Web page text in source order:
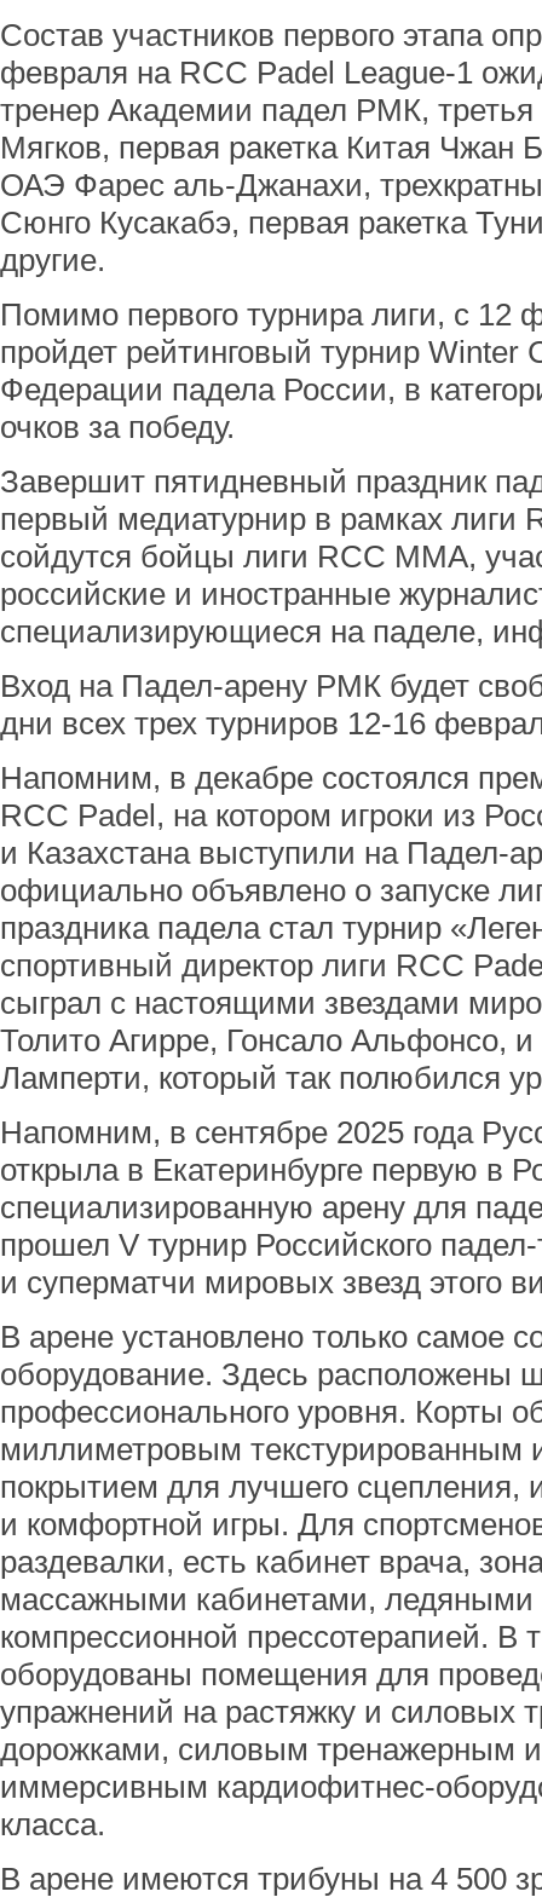
Состав участников первого этапа
февраля на RCC Padel League-1
тренер Академии падел РМК,
Мягков, первая ракетка Китая Чжан
ОАЭ Фарес аль-Джанахи,
Сюнго Кусакабэ, первая ракетка
другие.
Помимо первого турнира лиги, с 12
пройдет рейтинговый турнир Winter
Федерации падела России, в
очков за победу.
Завершит пятидневный праздник
первый медиатурнир в рамках лиги
сойдутся бойцы лиги RCC MMA,
российские и иностранные
специализирующиеся на паделе,
Вход на Падел-арену РМК будет
дни всех трех турниров 12-16
Напомним, в декабре состоялся
RCC Padel, на котором игроки из
и Казахстана выступили на Падел-
официально объявлено о запуске
праздника падела стал турнир
спортивный директор лиги RCC
сыграл с настоящими звездами
Толито Агирре, Гонсало Альфонсо,
Ламперти, который так полюбился
Напомним, в сентябре 2025 года
открыла в Екатеринбурге первую в
специализированную арену для
прошел V турнир Российского
и суперматчи мировых звезд этого
В арене установлено только самое
оборудование. Здесь расположены
профессионального уровня. Корты
миллиметровым текстурированным
покрытием для лучшего сцепления,
и комфортной игры. Для
раздевалки, есть кабинет врача,
массажными кабинетами, ледяными
компрессионной прессотерапией. В
оборудованы помещения для
упражнений на растяжку и силовых
дорожками, силовым тренажерным
иммерсивным кардиофитнес-
класса.
В арене имеются трибуны на 4 500